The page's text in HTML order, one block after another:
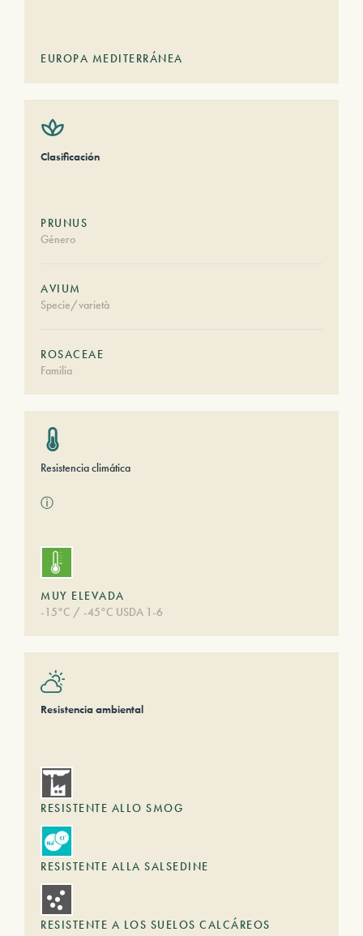
EUROPA MEDITERRÁNEA
Clasificación
PRUNUS
Género
AVIUM
Specie/varietà
ROSACEAE
Familia
Resistencia climática
ⓘ
MUY ELEVADA
-15°C / -45°C USDA 1-6
Resistencia ambiental
RESISTENTE ALLO SMOG
RESISTENTE ALLA SALSEDINE
RESISTENTE A LOS SUELOS CALCÁREOS